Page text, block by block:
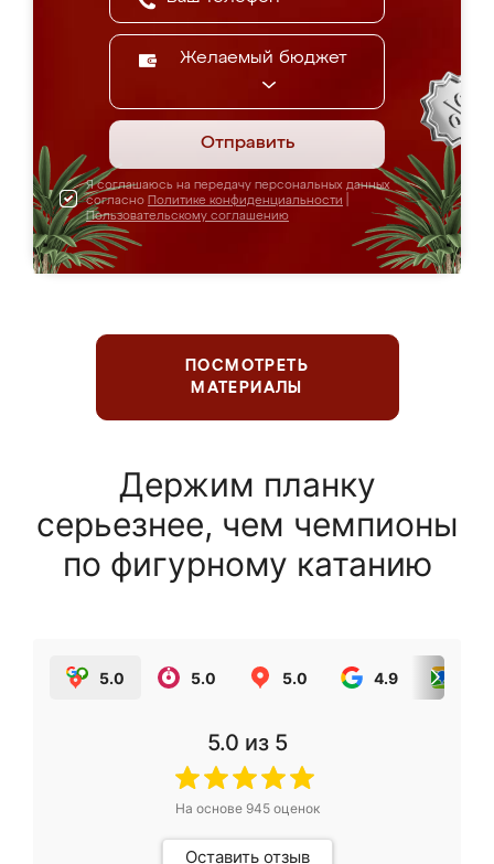
Желаемый бюджет
Отправить
Я соглашаюсь на передачу персональных данных
согласно Политике конфиденциальности
Пользовательскому соглашению
ПОСМОТРЕТЬ
МАТЕРИАЛЫ
Держим планку
серьезнее, чем чемпионы
по фигурному катанию
5.0 5.0 5.0 4.9
5.0 из 5
На основе 945оценок
Оставить отзыв